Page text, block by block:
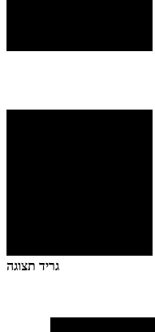
גריד תצוגה